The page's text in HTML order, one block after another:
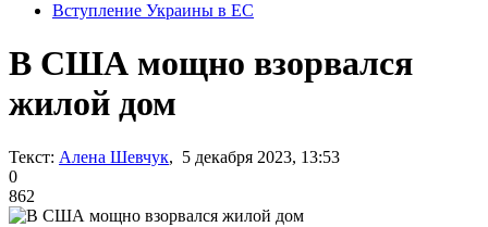
Вступление Украины в ЕС
В США мощно взорвался
жилой дом
Текст: Алена Шевчук, 5 декабря 2023, 13:53
0
862